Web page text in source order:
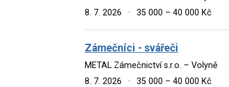
8. 7. 2026
· 35 000 – 40 000 Kč
Zámečníci - svářeči
METAL Zámečnictví s.r.o. – Volyně
8. 7. 2026
· 35 000 – 40 000 Kč